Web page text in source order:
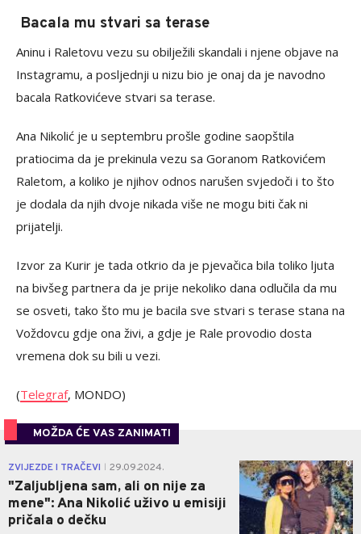
Bacala mu stvari sa terase
Aninu i Raletovu vezu su obilježili skandali i njene objave na
Instagramu, a posljednji u nizu bio je onaj da je navodno
bacala Ratkovićeve stvari sa terase.
Ana Nikolić je u septembru prošle godine saopštila
pratiocima da je prekinula vezu sa Goranom Ratkovićem
Raletom, a koliko je njihov odnos narušen svjedoči i to što
je dodala da njih dvoje nikada više ne mogu biti čak ni
prijatelji.
Izvor za Kurir je tada otkrio da je pjevačica bila toliko ljuta
na bivšeg partnera da je prije nekoliko dana odlučila da mu
se osveti, tako što mu je bacila sve stvari s terase stana na
Voždovcu gdje ona živi, a gdje je Rale provodio dosta
vremena dok su bili u vezi.
(Telegraf, MONDO)
MOŽDA ĆE VAS ZANIMATI
ZVIJEZDE I TRAČEVI 29.09.2024.
"Zaljubljena sam, ali on nije za
mene": Ana Nikolić uživo u emisiji
pričala o dečku
0